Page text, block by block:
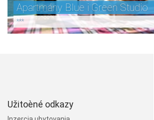
Apartmány Blue i Green Studio
***
Užitoèné odkazy